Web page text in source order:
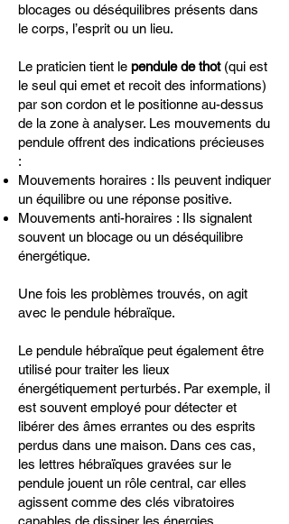
blocages ou déséquilibres présents dans
le corps, l’esprit ou un lieu.
Le praticien tient le pendule de thot(qui est
le seul qui emet et recoit des informations)
par son cordon et le positionne au-dessus
de la zone à analyser. Les mouvements du
pendule offrent des indications précieuses
:
Mouvements horaires : Ils peuvent indiquer
un équilibre ou une réponse positive.
Mouvements anti-horaires : Ils signalent
souvent un blocage ou un déséquilibre
énergétique.
Une fois les problèmes trouvés, on agit
avec le pendule hébraïque.
Le pendule hébraïque peut également être
utilisé pour traiter les lieux
énergétiquement perturbés. Par exemple, il
est souvent employé pour détecter et
libérer des âmes errantes ou des esprits
perdus dans une maison. Dans ces cas,
les lettres hébraïques gravées sur le
pendule jouent un rôle central, car elles
agissent comme des clés vibratoires
capables de dissiper les énergies